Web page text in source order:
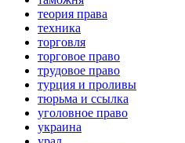
теория права
техника
торговля
торговое право
трудовое право
турция и проливы
тюрьма и ссылка
уголовное право
украина